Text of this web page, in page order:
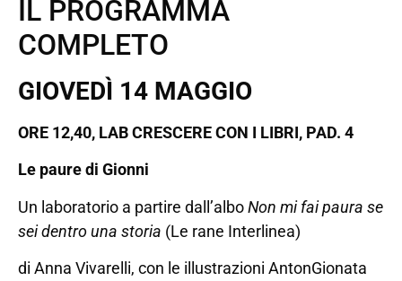
IL PROGRAMMA
COMPLETO
GIOVEDÌ 14 MAGGIO
ORE 12,40, LAB CRESCERE CON I LIBRI, PAD. 4
Le paure di Gionni
Un laboratorio a partire dall’alboNon mi fai paura se
sei dentro una storia (Le rane Interlinea)
di Anna Vivarelli, con le illustrazioni AntonGionata